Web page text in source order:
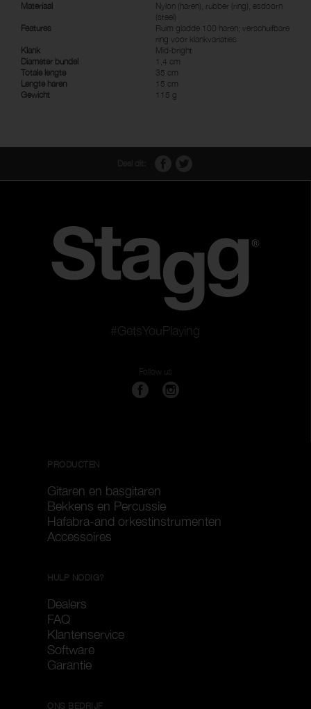
Materiaal
Nylon (haren), rubber (ring), esdoorn
(steel)
Features
Ruim gladde 100 haren; verschuifbare
ring voor klankvariaties
Klank
Mid-bright
Diameter bundel
1,4 cm
Totale lengte
35 cm
Lengte haren
15 cm
Gewicht
115 g
#GetsYouPlaying
Follow us
PRODUCTEN
Gitaren en basgitaren
Bekkens en Percussie
Hafabra-and orkestinstrumenten
Accessoires
HULP NODIG?
Dealers
FAQ
Klantenservice
Software
Garantie
ONS BEDRIJF